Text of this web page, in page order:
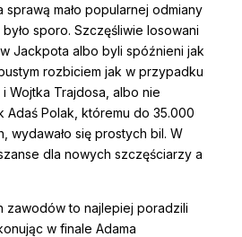
mało popularnej odmiany
sporo. Szczęśliwie losowani
Jackpota albo byli spóźnieni jak
rozbiciem jak w przypadku
Wojtka Trajdosa, albo nie
Adaś Polak, któremu do 35.000
wydawało się prostych bil. W
dla nowych szczęściarzy a
zawodów to najlepiej poradzili
w finale Adama